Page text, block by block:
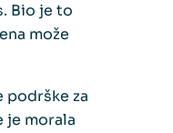
Bio je to
može
podrške za
morala